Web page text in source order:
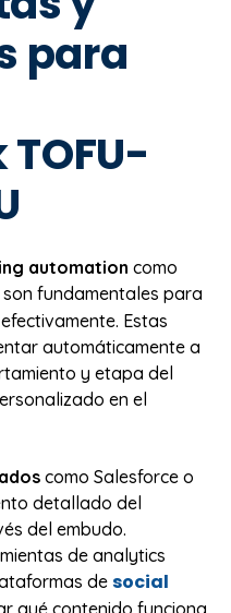
para
automation como
fundamentales para
Estas
automáticamente a
y etapa del
en el
como Salesforce o
detallado del
del embudo.
de analytics
de social
qué contenido funciona